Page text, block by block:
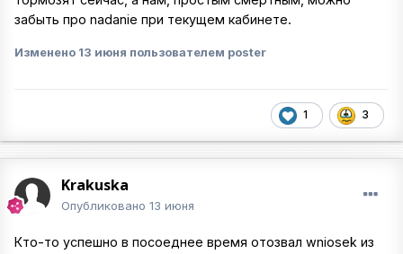
забыть про nadanie при текущем кабинете.
Изменено 13 июня пользователем poster
1 3
Krakuska
Опубликовано 13 июня
Кто-то успешно в посоеднее время отозвал wniosek из